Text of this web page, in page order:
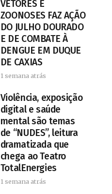
VETORES E
ZOONOSES FAZ AÇÃO
DO JULHO DOURADO
E DE COMBATE À
DENGUE EM DUQUE
DE CAXIAS
1 semana atrás
Violência, exposição
digital e saúde
mental são temas
de “NUDES”, leitura
dramatizada que
chega ao Teatro
TotalEnergies
1 semana atrás